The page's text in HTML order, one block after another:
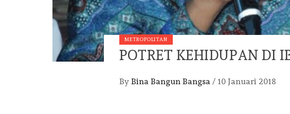
METROPOLITAN
POTRET KEHIDUPAN DI
By Bina Bangun Bangsa / 10 Januari 2018